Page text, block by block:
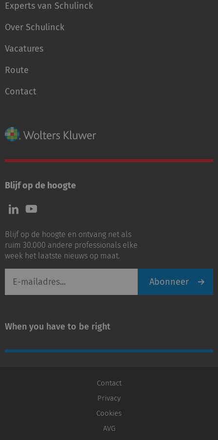
Experts van Schulinck
Over Schulinck
Vacatures
Route
Contact
Blijf op de hoogte
Volg
ons
LinkedIn
Volg
ons
Youtube
Blijf op de hoogte en ontvang net als
ruim 30.000 andere professionals elke
week het laatste nieuws op maat.
mailadres
Abonneer
When you have to be right
Contact
Privacy
Cookies
AVG